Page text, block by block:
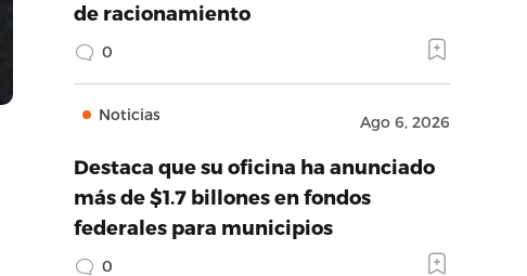
de racionamiento
0
Noticias Ago 6, 2026
Destaca que su oficina ha anunciado
más de $1.7 billones en fondos
federales para municipios
0